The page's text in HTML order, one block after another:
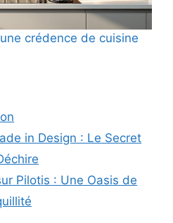
crédence de cuisine
in Design : Le Secret
Pilotis : Une Oasis de